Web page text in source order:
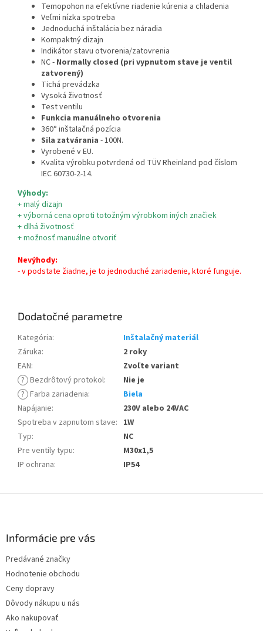
Temopohon na efektívne riadenie kúrenia a chladenia
Veľmi nízka spotreba
Jednoduchá inštalácia bez náradia
Kompaktný dizajn
Indikátor stavu otvorenia/zatovrenia
NC - Normally closed (pri vypnutom stave je ventil
zatvorený)
Tichá prevádzka
Vysoká životnosť
Test ventilu
Funkcia manuálneho otvorenia
360° inštalačná pozícia
Sila zatvárania - 100N.
Vyrobené v EU.
Kvalita výrobku potvrdená od TÜV Rheinland pod číslom
IEC 60730-2-14.
Výhody:
+ malý dizajn
+ výborná cena oproti totožným výrobkom iných značiek
+ dlhá životnosť
+ možnosť manuálne otvoriť
Nevýhody:
- v podstate žiadne, je to jednoduché zariadenie, ktoré funguje.
Dodatočné parametre
Kategória:
Inštalačný materiál
Záruka:
2 roky
EAN:
Zvoľte variant
? Bezdrôtový protokol:
Nie je
? Farba zariadenia:
Biela
Napájanie:
230V alebo 24VAC
Spotreba v zapnutom stave: 1W
Typ:
NC
Pre ventily typu:
M30x1,5
IP ochrana: IP54
Informácie pre vás
Predávané značky
Hodnotenie obchodu
Ceny dopravy
Dôvody nákupu u nás
Ako nakupovať